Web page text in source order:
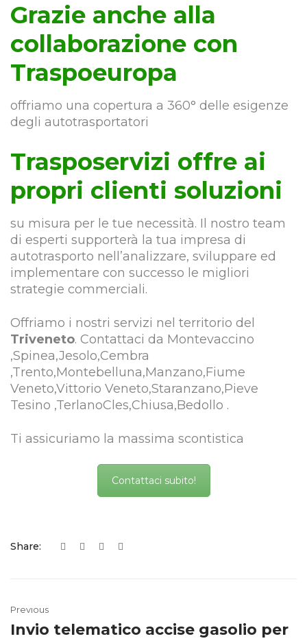
Grazie anche alla
collaborazione con
Traspoeuropa
offriamo una copertura a 360° delle esigenze
degli autotrasportatori
Trasposervizi offre ai
propri clienti soluzioni
su misura per le tue necessità. Il nostro team
di esperti supporterà la tua impresa di
autotrasporto nell’analizzare, sviluppare ed
implementare con successo le migliori
strategie commerciali.
Offriamo i nostri servizi nel territorio del
Triveneto. Contattaci da Montevaccino
,Spinea,Jesolo,Cembra
,Trento,Montebelluna,Manzano,Fiume
Veneto,Vittorio Veneto,Staranzano,Pieve
Tesino ,TerlanoCles,Chiusa,Bedollo .
Ti assicuriamo la massima scontistica
Contattaci subito!
Share:
Previous
Invio telematico accise gasolio per